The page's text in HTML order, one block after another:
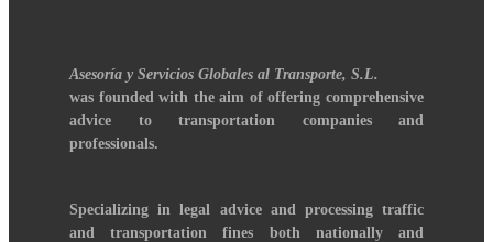
Asesoría y Servicios Globales al Transporte, S.L.
was founded with the aim of offering comprehensive
advice to transportation companies and
professionals.
Specializing in legal advice and processing traffic
and transportation fines both nationally and